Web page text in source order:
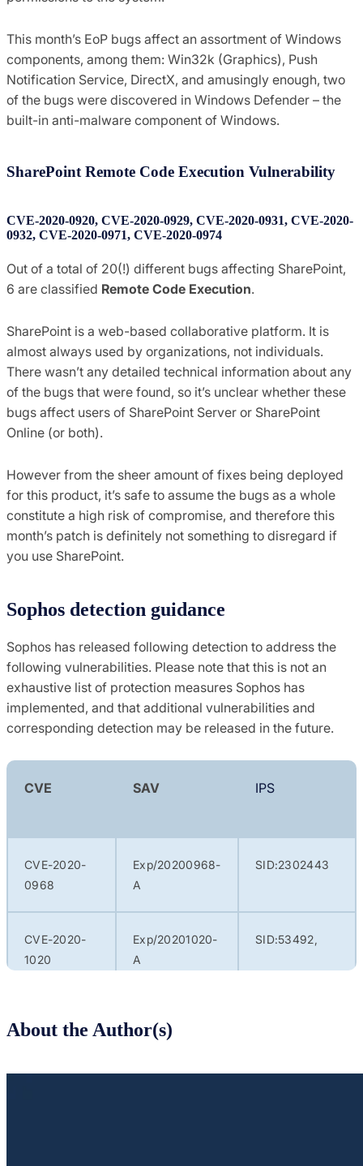
This month’s EoP bugs affect an assortment of Windows
components, among them: Win32k (Graphics), Push
Notification Service, DirectX, and amusingly enough, two
of the bugs were discovered in Windows Defender – the
built-in anti-malware component of Windows.
SharePoint Remote Code Execution Vulnerability
CVE-2020-0920, CVE-2020-0929, CVE-2020-0931, CVE-2020-
0932, CVE-2020-0971, CVE-2020-0974
Out of a total of 20(!) different bugs affecting SharePoint,
6 are classified Remote Code Execution.
SharePoint is a web-based collaborative platform. It is
almost always used by organizations, not individuals.
There wasn’t any detailed technical information about any
of the bugs that were found, so it’s unclear whether these
bugs affect users of SharePoint Server or SharePoint
Online (or both).
However from the sheer amount of fixes being deployed
for this product, it’s safe to assume the bugs as a whole
constitute a high risk of compromise, and therefore this
month’s patch is definitely not something to disregard if
you use SharePoint.
Sophos detection guidance
Sophos has released following detection to address the
following vulnerabilities. Please note that this is not an
exhaustive list of protection measures Sophos has
implemented, and that additional vulnerabilities and
corresponding detection may be released in the future.
CVE SAV IPS
CVE-2020-
0968
Exp/20200968-
A
SID:2302443
CVE-2020-
1020
Exp/20201020-
A
SID:53492,
0938
A
About the Author(s)